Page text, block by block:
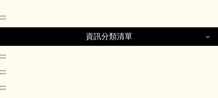
:::
資訊分類清單
:::
:::
:::